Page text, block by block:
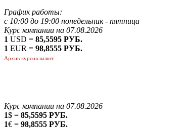
График работы:
с 10:00 до 19:00 понедельник - пятница
Курс компании на 07.08.2026
1 USD = 85,5595 РУБ.
1 EUR = 98,8555 РУБ.
Архив курсов валют
Курс компании на 07.08.2026
1$ = 85,5595 РУБ.
1€ = 98,8555 РУБ.